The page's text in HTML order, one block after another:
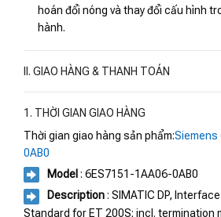
hoán đổi nóng và thay đổi cấu hình
hành.
II. GIAO HÀNG & THANH TOÁN
1. THỜI GIAN GIAO HÀNG
Thời gian giao hàng sản phẩm:Siemens
0AB0
Model : 6ES7151-1AA06-0AB0
Description: SIMATIC DP,
Standard for ET 200S; incl. termination